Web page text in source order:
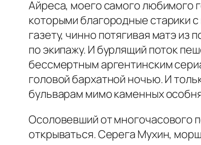
Айреса, моего самого любимого
которыми благородные старики
газету, чинно потягивая матэ из
по экипажу. И бурлящий поток
бессмертным аргентинским
головой бархатной ночью. И
бульварам мимо каменных
Осоловевший от многочасового
открываться. Серега Мухин,